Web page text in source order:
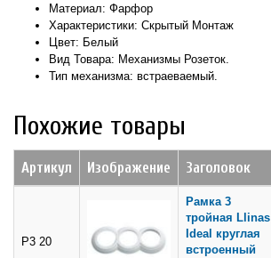
Материал: Фарфор
Характеристики: Скрытый Монтаж
Цвет: Белый
Вид Товара: Механизмы Розеток.
Тип механизма: встраеваемый.
Похожие товары
Артикул Изображение Заголовок
Р3 20
Рамка 3
тройная Llinas
Ideal круглая
встроенный